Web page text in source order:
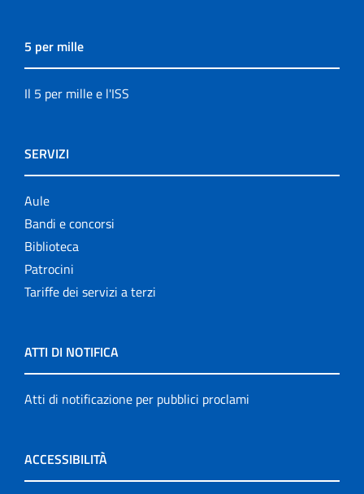
5 per mille
Il 5 per mille e l'ISS
SERVIZI
Aule
Bandi e concorsi
Biblioteca
Patrocini
Tariffe dei servizi a terzi
ATTI DI NOTIFICA
Atti di notificazione per pubblici proclami
ACCESSIBILITÀ